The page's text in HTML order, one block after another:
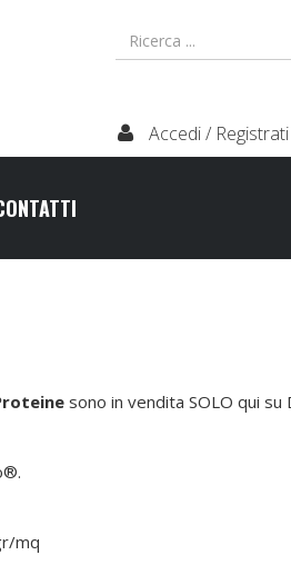
Accedi / Registrati
sono in vendita SOLO qui su
mq